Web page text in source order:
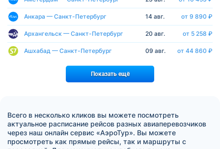
Анкара — Санкт-Петербург 14 авг. от 9 890 ₽
Архангельск — Санкт-Петербург 20 авг. от 5 258 ₽
Ашхабад — Санкт-Петербург 09 авг. от 44 860 ₽
Показать ещё
Всего в несколько кликов вы можете посмотреть
актуальное расписание рейсов разных авиаперевозчиков
через наш онлайн сервис «АэроТур». Вы можете
просмотреть как прямые рейсы, так и маршруты с